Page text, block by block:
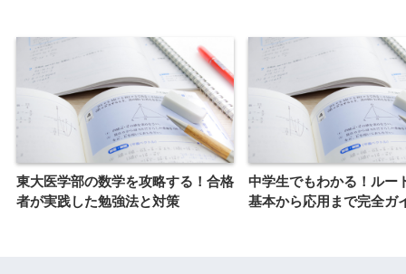
東大医学部の数学を攻略する！合格
者が実践した勉強法と対策
中学生でもわかる！ルー
基本から応用まで完全ガ